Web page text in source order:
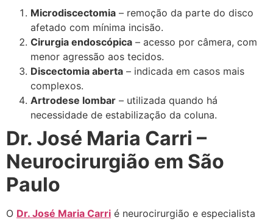
Microdiscectomia – remoção da parte do disco
afetado com mínima incisão.
Cirurgia endoscópica – acesso por câmera, com
menor agressão aos tecidos.
Discectomia aberta – indicada em casos mais
complexos.
Artrodese lombar – utilizada quando há
necessidade de estabilização da coluna.
Dr. José Maria Carri –
Neurocirurgião em São
Paulo
O Dr. José Maria Carri é neurocirurgião e especialista